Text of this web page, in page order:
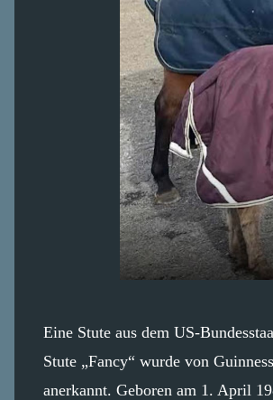
Eine Stute aus dem US-
Stute „Fancy“ wurde von
anerkannt. Geboren am 1. April